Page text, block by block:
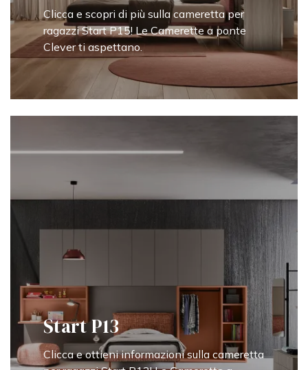
Clicca e scopri di più sulla cameretta per
ragazzi Start P15! Le Camerette a ponte
Clever ti aspettano.
Start P13
Clicca e ottieni informazioni sulla cameretta